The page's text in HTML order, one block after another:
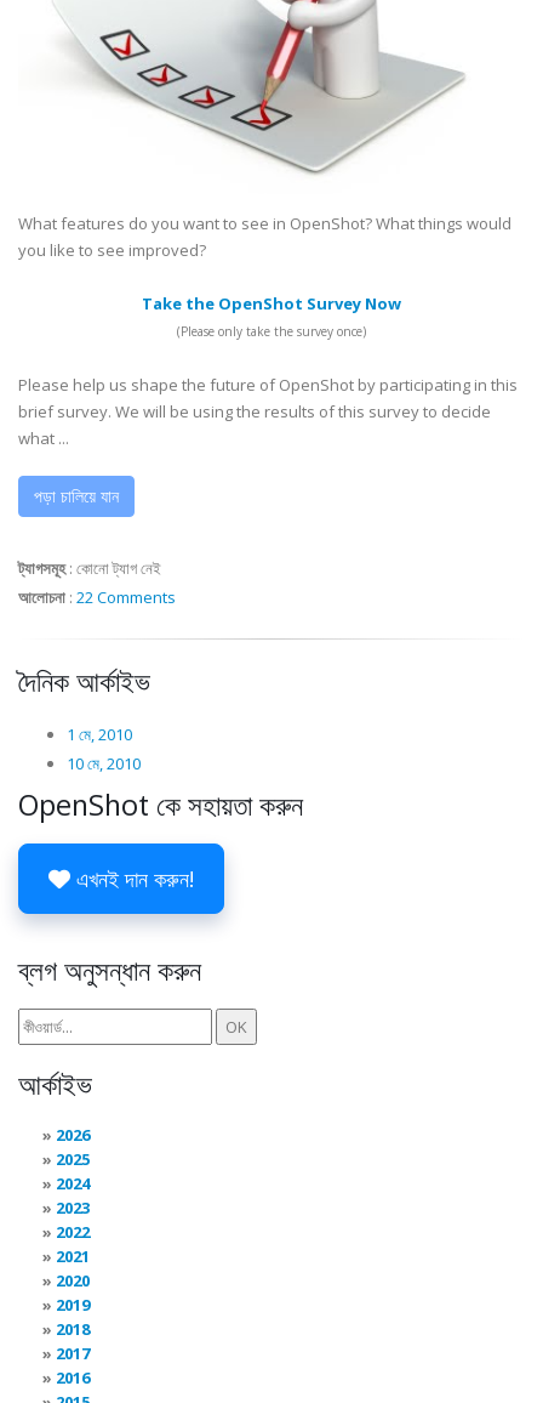
What features do you want to see in OpenShot? What things would
you like to see improved?
Take the OpenShot Survey Now
(Please only take the survey once)
Please help us shape the future of OpenShot by participating in this
brief survey. We will be using the results of this survey to decide
what ...
পড়া চালিয়ে যান
ট্যাগসমূহ: কোনো ট্যাগ নেই
আলোচনা : 22 Comments
দৈনিক আর্কাইভ
1 মে, 2010
10 মে, 2010
OpenShot কে সহায়তা করুন
এখনই দান করুন!
ব্লগ অনুসন্ধান করুন
আর্কাইভ
2026
2025
2024
2023
2022
2021
2020
2019
2018
2017
2016